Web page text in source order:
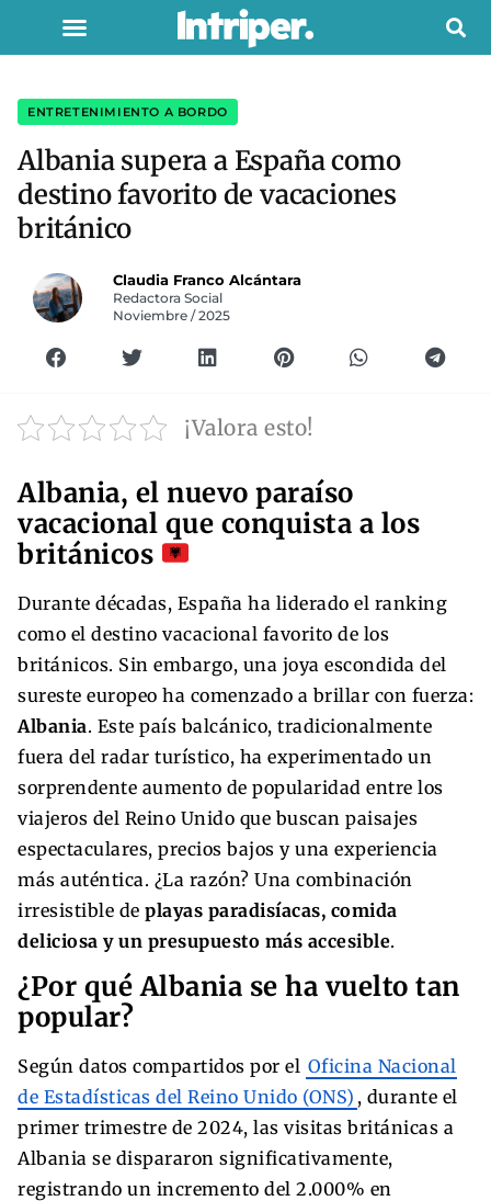
ENTRETENIMIENTO A BORDO
Albania supera a España como
destino favorito de vacaciones
británico
Claudia Franco Alcántara
Redactora Social
Noviembre / 2025
¡Valora esto!
Albania, el nuevo paraíso
vacacional que conquista a los
británicos
Durante décadas, España ha liderado el ranking
como el destino vacacional favorito de los
británicos. Sin embargo, una joya escondida del
sureste europeo ha comenzado a brillar con fuerza:
Albania. Este país balcánico, tradicionalmente
fuera del radar turístico, ha experimentado un
sorprendente aumento de popularidad entre los
viajeros del Reino Unido que buscan paisajes
espectaculares, precios bajos y una experiencia
más auténtica. ¿La razón? Una combinación
irresistible de playas paradisíacas, comida
deliciosa y un presupuesto más accesible.
¿Por qué Albania se ha vuelto tan
popular?
Según datos compartidos por el Oficina Nacional
de Estadísticas del Reino Unido (ONS) , durante el
primer trimestre de 2024, las visitas británicas a
Albania se dispararon significativamente,
registrando un incremento del 2.000% en